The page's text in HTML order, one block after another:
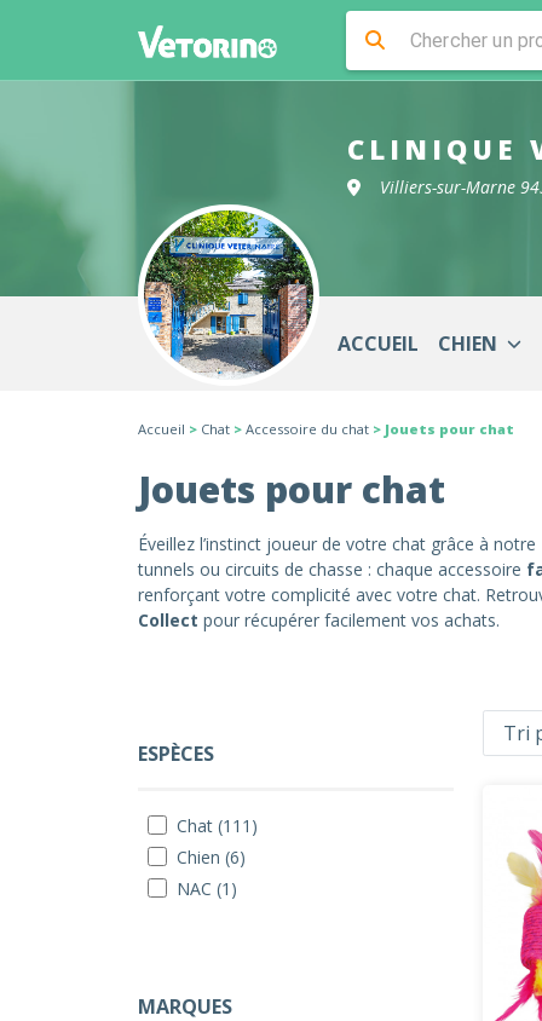
CLINIQUE
Villiers-sur-Marne
ACCUEIL CHIEN
Accueil > Chat > Accessoire du chat > Jouets pour chat
Jouets pour chat
Éveillez l’instinct joueur de votre chat grâce à notre
tunnels ou circuits de chasse : chaque accessoire
renforçant votre complicité avec votre chat.
Collect pour récupérer facilement vos achats.
ESPÈCES
Chat (111)
Chien (6)
NAC (1)
MARQUES